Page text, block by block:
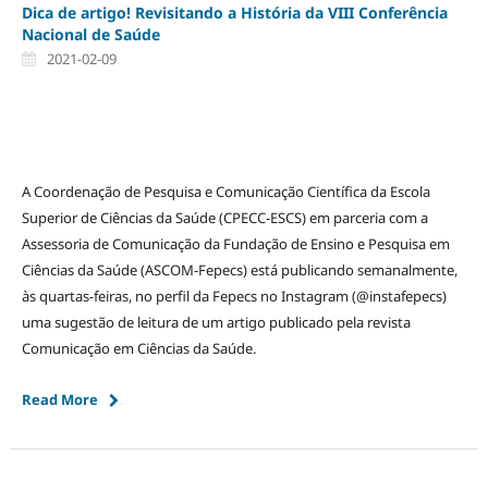
Dica de artigo! Revisitando a História da VIII Conferência
Nacional de Saúde
2021-02-09
A Coordenação de Pesquisa e Comunicação Científica da Escola
Superior de Ciências da Saúde (CPECC-ESCS) em parceria com a
Assessoria de Comunicação da Fundação de Ensino e Pesquisa em
Ciências da Saúde (ASCOM-Fepecs) está publicando semanalmente,
às quartas-feiras, no perfil da Fepecs no Instagram (@instafepecs)
uma sugestão de leitura de um artigo publicado pela revista
Comunicação em Ciências da Saúde.
Read More